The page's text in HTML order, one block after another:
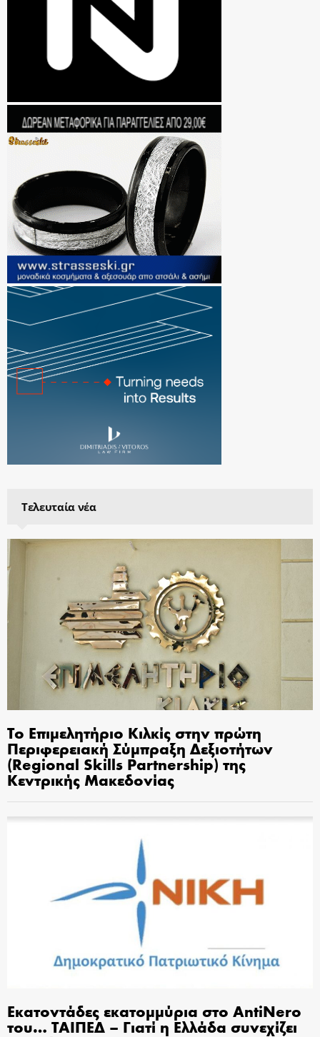
Τελευταία νέα
Το Επιμελητήριο Κιλκίς στην πρώτη
Περιφερειακή Σύμπραξη Δεξιοτήτων
(Regional Skills Partnership) της
Κεντρικής Μακεδονίας
Εκατοντάδες εκατομμύρια στο AntiNero
του… ΤΑΙΠΕΔ – Γιατί η Ελλάδα συνεχίζει